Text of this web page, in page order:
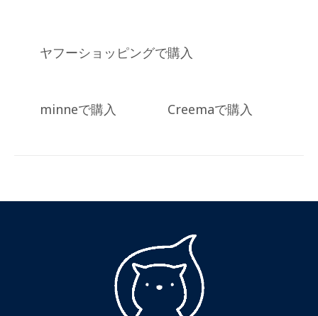
ヤフーショッピングで購入
minneで購入 Creemaで購入
一